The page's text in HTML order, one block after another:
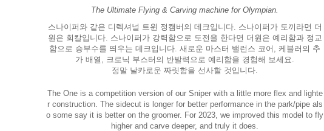
The Ultimate Flying & Carving machine for Olympian.
스나이퍼와 같은 디렉셔널 트윈 정캠버의 데크입니다. 스나이퍼가 도끼라면 더
원은 회칼입니다. 스나이퍼가 강력함으로 도전을 한다면 더원은 예리함과 정교
함으로 승부수를 띄우는 데크입니다. 새로운 마스터 밸런스 코어, 케블러의 추
가 배열, 크로닉 부스터의 반발력으로 예리함을 경험해 보세요.
정말 날카로운 짜릿함을 선사할 것입니다.
The One is a competition version of our Sniper with a little more flex and lighte
r construction. The sidecut is longer for better performance in the park/pipe als
o some say it is better on the groomer. For 2023, we improved this model to fly
higher and carve deeper, and truly it does.